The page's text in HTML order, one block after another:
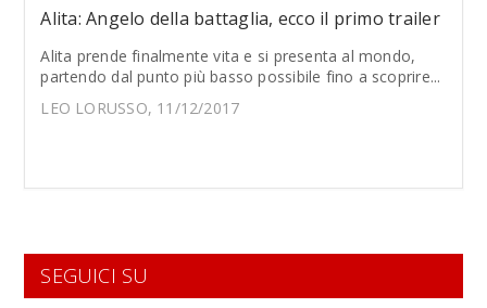
Alita: Angelo della battaglia, ecco il primo trailer
Alita prende finalmente vita e si presenta al mondo,
partendo dal punto più basso possibile fino a scoprire...
LEO LORUSSO, 11/12/2017
SEGUICI SU